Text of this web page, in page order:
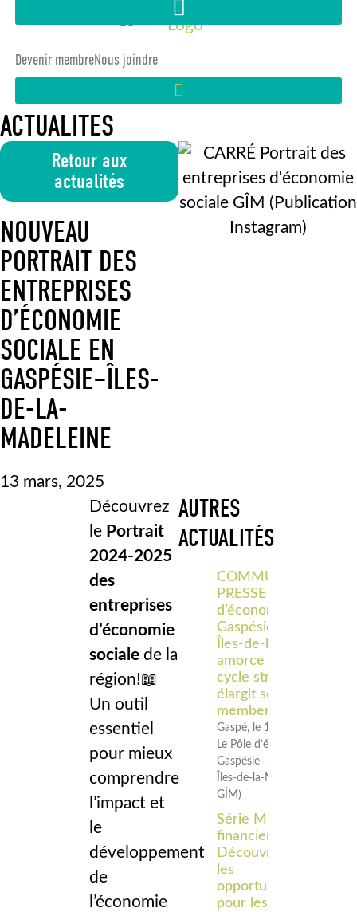
Devenir membreNous joindre
ACTUALITÉS
Retour aux
actualités
NOUVEAU
PORTRAIT DES
ENTREPRISES
D’ÉCONOMIE
SOCIALE EN
GASPÉSIE–ÎLES-
DE-LA-
MADELEINE
13 mars, 2025
Découvrez
le Portrait
2024-2025
des
entreprises
d’économie
sociale de la
région!📖
Un outil
essentiel
pour mieux
comprendre
l’impact et
le
développement
de
l’économie
AUTRES
ACTUALITÉS
COMMUNIQUÉ DE
PRESSE – Le Pôle
d’économie sociale
Gaspésie–
Îles‑de‑la‑Madeleine
amorce un nouveau
cycle stratégique et
élargit son
membership
Gaspé, le 18 juin 2026 –
Le Pôle d’économie sociale
Gaspésie–
Îles‑de‑la‑Madeleine (Pôle
GÎM)
Série Midi
financier –
Découvrir
les
opportunités
pour les